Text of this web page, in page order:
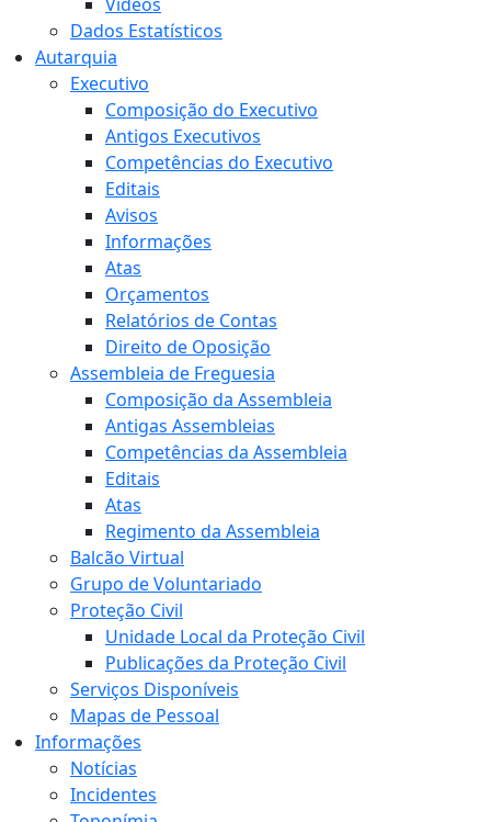
Vídeos
Dados Estatísticos
Autarquia
Executivo
Composição do Executivo
Antigos Executivos
Competências do Executivo
Editais
Avisos
Informações
Atas
Orçamentos
Relatórios de Contas
Direito de Oposição
Assembleia de Freguesia
Composição da Assembleia
Antigas Assembleias
Competências da Assembleia
Editais
Atas
Regimento da Assembleia
Balcão Virtual
Grupo de Voluntariado
Proteção Civil
Unidade Local da Proteção Civil
Publicações da Proteção Civil
Serviços Disponíveis
Mapas de Pessoal
Informações
Notícias
Incidentes